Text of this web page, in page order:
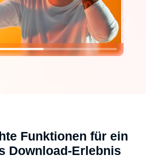
Funktionen für ein
Download-Erlebnis